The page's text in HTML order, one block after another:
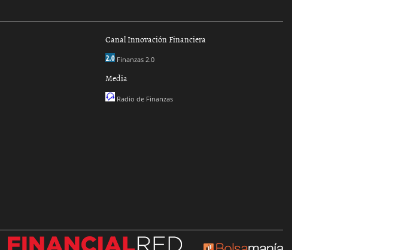
Canal Innovación Financiera
Finanzas 2.0
Media
Radio de Finanzas